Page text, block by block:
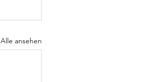
Alle ansehen